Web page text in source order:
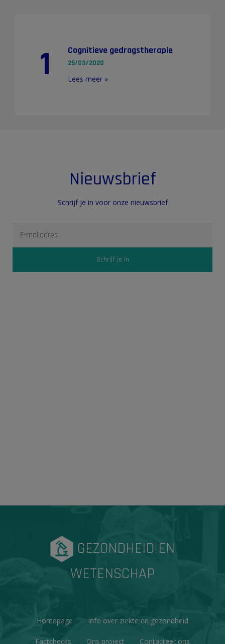
1 Cognitieve gedragstherapie
25/03/2020
Lees meer »
Nieuwsbrief
Schrijf je in voor onze nieuwsbrief
GEZONDHEID EN
WETENSCHAP
Homepage Info over ziekte en gezondheid
Factchecks Ons project Contacteer ons